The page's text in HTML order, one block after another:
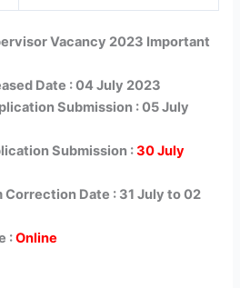
Vacancy 2023 Important
Date : 04 July 2023
Submission : 05 July
Submission :30 July
Correction Date : 31 July to 02
:Online